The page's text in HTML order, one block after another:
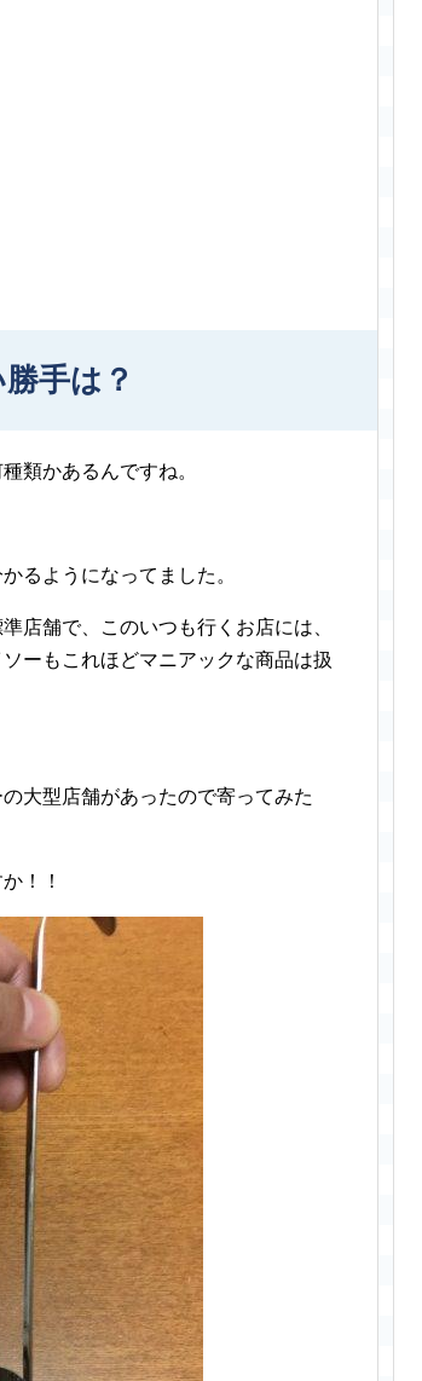
手は？
類かあるんですね。
るようになってました。
店舗で、このいつも行くお店には、
ーもこれほどマニアックな商品は扱
大型店舗があったので寄ってみた
！！